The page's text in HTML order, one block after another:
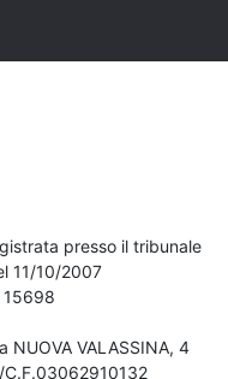
presso il tribunale
11/10/2007
15698
NUOVA VALASSINA, 4
C.F.03062910132